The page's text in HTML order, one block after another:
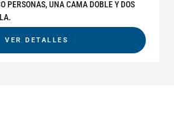
PERSONAS, UNA CAMA DOBLE Y DOS
VER DETALLES